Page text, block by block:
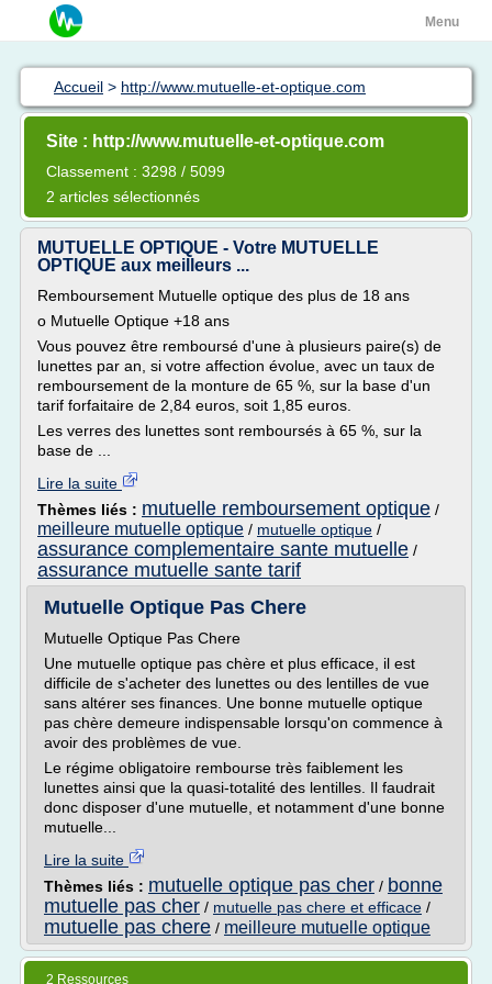
Menu
Accueil > http://www.mutuelle-et-optique.com
Site : http://www.mutuelle-et-optique.com
Classement : 3298 / 5099
2 articles sélectionnés
MUTUELLE OPTIQUE - Votre MUTUELLE
OPTIQUE aux meilleurs ...
Remboursement Mutuelle optique des plus de 18 ans
o Mutuelle Optique +18 ans
Vous pouvez être remboursé d'une à plusieurs paire(s) de
lunettes par an, si votre affection évolue, avec un taux de
remboursement de la monture de 65 %, sur la base d'un
tarif forfaitaire de 2,84 euros, soit 1,85 euros.
Les verres des lunettes sont remboursés à 65 %, sur la
base de ...
Lire la suite
Thèmes liés : mutuelle remboursement optique /
meilleure mutuelle optique / mutuelle optique /
assurance complementaire sante mutuelle /
assurance mutuelle sante tarif
Mutuelle Optique Pas Chere
Mutuelle Optique Pas Chere
Une mutuelle optique pas chère et plus efficace, il est
difficile de s'acheter des lunettes ou des lentilles de vue
sans altérer ses finances. Une bonne mutuelle optique
pas chère demeure indispensable lorsqu'on commence à
avoir des problèmes de vue.
Le régime obligatoire rembourse très faiblement les
lunettes ainsi que la quasi-totalité des lentilles. Il faudrait
donc disposer d'une mutuelle, et notamment d'une bonne
mutuelle...
Lire la suite
Thèmes liés : mutuelle optique pas cher / bonne
mutuelle pas cher / mutuelle pas chere et efficace /
mutuelle pas chere / meilleure mutuelle optique
2 Ressources